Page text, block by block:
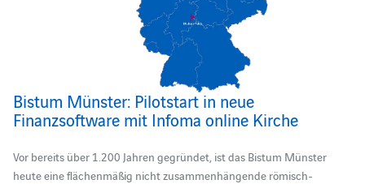
Bistum Münster: Pilotstart in neue
Finanzsoftware mit Infoma online Kirche
Vor bereits über 1.200 Jahren gegründet, ist das Bistum Münster
heute eine flächenmäßig nicht zusammenhängende römisch-